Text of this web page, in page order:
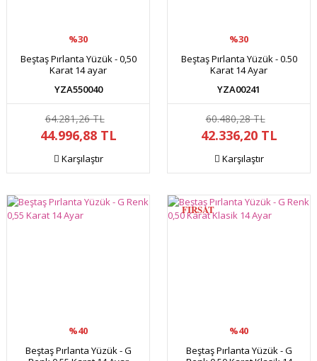
%30
Beştaş Pırlanta Yüzük - 0,50
Karat 14 ayar
YZA550040
64.281,26 TL
44.996,88 TL
Karşılaştır
%30
Beştaş Pırlanta Yüzük - 0.50
Karat 14 Ayar
YZA00241
60.480,28 TL
42.336,20 TL
Karşılaştır
%40
Beştaş Pırlanta Yüzük - G
FIRSAT
%40
Beştaş Pırlanta Yüzük - G